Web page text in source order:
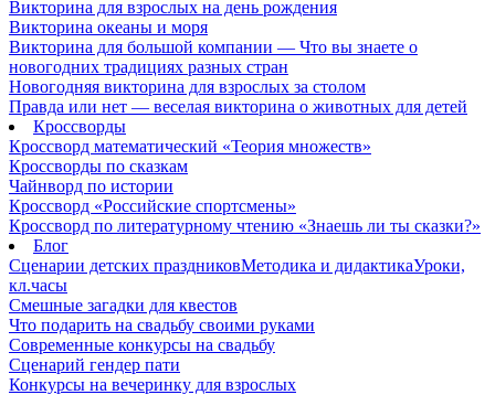
Викторина для взрослых на день рождения
Викторина океаны и моря
Викторина для большой компании — Что вы знаете о
новогодних традициях разных стран
Новогодняя викторина для взрослых за столом
Правда или нет — веселая викторина о животных для детей
Кроссворды
Кроссворд математический «Теория множеств»
Кроссворды по сказкам
Чайнворд по истории
Кроссворд «Российские спортсмены»
Кроссворд по литературному чтению «Знаешь ли ты сказки?»
Блог
Сценарии детских праздниковМетодика и дидактикаУроки,
кл.часы
Смешные загадки для квестов
Что подарить на свадьбу своими руками
Современные конкурсы на свадьбу
Сценарий гендер пати
Конкурсы на вечеринку для взрослых